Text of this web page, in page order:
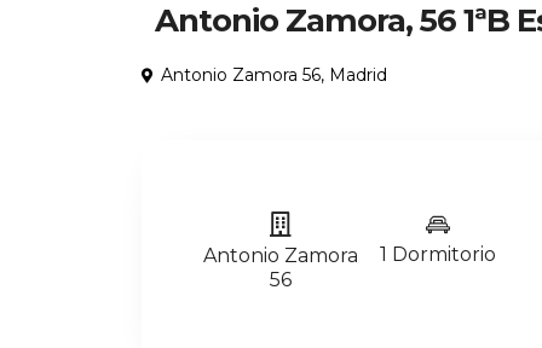
Antonio Zamora, 56 1ªB
Antonio Zamora 56, Madrid
Antonio Zamora
56
1 Dormitorio